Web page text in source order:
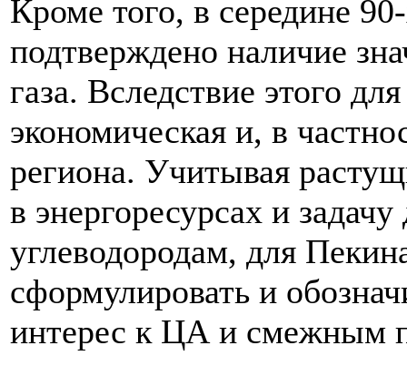
Кроме того, в середине
подтверждено наличие
газа. Вследствие этого
экономическая и, в
региона. Учитывая
в энергоресурсах и
углеводородам, для
сформулировать и
интерес к ЦА и смежным